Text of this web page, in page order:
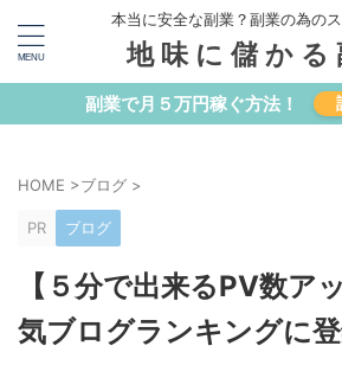
本当に安全な副業？副業の為の
地味に儲かる
副業で月５万円稼ぐ方法！
HOME >ブログ >
PR ブログ
【５分で出来るPV数ア
気ブログランキングに登